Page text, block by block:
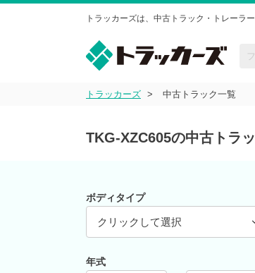
トラッカーズは、中古トラック・トレーラ
トラッカーズ 中古トラック一覧
TKG-XZC605の中古トラ
ボディタイプ
クリックして選択
年式